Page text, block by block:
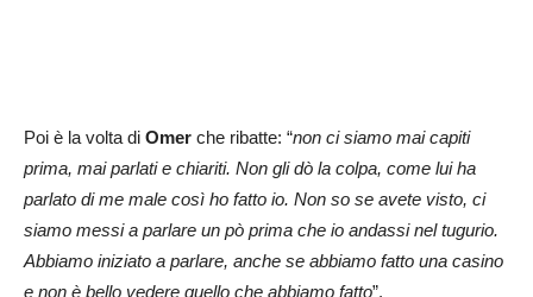
Poi è la volta di Omer che ribatte: “non ci siamo mai capiti
prima, mai parlati e chiariti. Non gli dò la colpa, come lui ha
parlato di me male così ho fatto io. Non so se avete visto, ci
siamo messi a parlare un pò prima che io andassi nel tugurio.
Abbiamo iniziato a parlare, anche se abbiamo fatto una casino
e non è bello vedere quello che abbiamo fatto”.